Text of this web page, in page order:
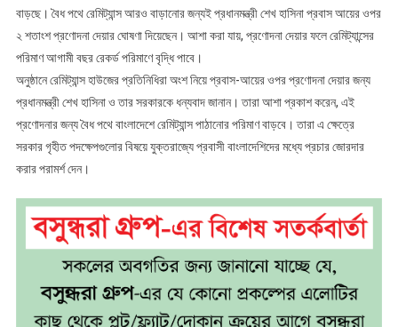
বাড়ছে। বৈধ পথে রেমিট্যান্স আরও বাড়ানোর জন্যই প্রধানমন্ত্রী শেখ হাসিনা প্রবাস আয়ের ওপর
২ শতাংশ প্রণোদনা দেয়ার ঘোষণা দিয়েছেন। আশা করা যায়, প্রণোদনা দেয়ার ফলে রেমিট্যান্সের
পরিমাণ আগামী বছর রেকর্ড পরিমাণে বৃদ্ধি পাবে।
অনুষ্ঠানে রেমিট্যান্স হাউজের প্রতিনিধিরা অংশ নিয়ে প্রবাস-আয়ের ওপর প্রণোদনা দেয়ার জন্য
প্রধানমন্ত্রী শেখ হাসিনা ও তার সরকারকে ধন্যবাদ জানান। তারা আশা প্রকাশ করেন, এই
প্রণোদনার জন্য বৈধ পথে বাংলাদেশে রেমিট্যান্স পাঠানোর পরিমাণ বাড়বে। তারা এ ক্ষেত্রে
সরকার গৃহীত পদক্ষেপগুলোর বিষয়ে যুক্তরাজ্যে প্রবাসী বাংলাদেশিদের মধ্যে প্রচার জোরদার
করার পরামর্শ দেন।